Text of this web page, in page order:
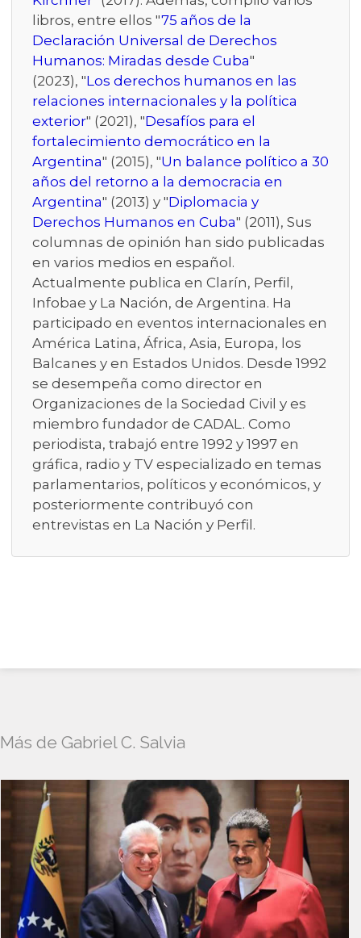
libros, entre ellos "75 años de la
Declaración Universal de Derechos
Humanos: Miradas desde Cuba"
(2023), "Los derechos humanos en las
relaciones internacionales y la política
exterior" (2021), "Desafíos para el
fortalecimiento democrático en la
Argentina" (2015), "Un balance político a 30
años del retorno a la democracia en
Argentina" (2013) y "Diplomacia y
Derechos Humanos en Cuba" (2011), Sus
columnas de opinión han sido publicadas
en varios medios en español.
Actualmente publica en Clarín, Perfil,
Infobae y La Nación, de Argentina. Ha
participado en eventos internacionales en
América Latina, África, Asia, Europa, los
Balcanes y en Estados Unidos. Desde 1992
se desempeña como director en
Organizaciones de la Sociedad Civil y es
miembro fundador de CADAL. Como
periodista, trabajó entre 1992 y 1997 en
gráfica, radio y TV especializado en temas
parlamentarios, políticos y económicos, y
posteriormente contribuyó con
entrevistas en La Nación y Perfil.
Más de Gabriel C. Salvia